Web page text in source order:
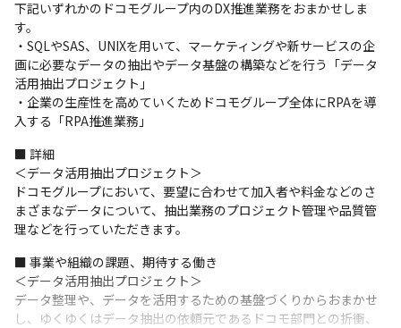
下記いずれかのドコモグループ内のDX推進業務をおまかせしま
す。
・SQLやSAS、UNIXを用いて、マーケティングや新サービスの企
画に必要なデータの抽出やデータ基盤の構築などを行う「データ
活用抽出プロジェクト」
・企業の生産性を高めていくためドコモグループ全体にRPAを導
入する「RPA推進業務」
■ 詳細
＜データ活用抽出プロジェクト＞
ドコモグループにおいて、要望に合わせて加入者や料金などのさ
まざまなデータについて、抽出業務のプロジェクト管理や品質管
理などを行っていただきます。
■ 事業や組織の課題、期待する働き
＜データ活用抽出プロジェクト＞
データ整理や、データを活用するための基盤づくりからおまかせ
し、ゆくゆくはデータ抽出の依頼元であるドコモ部門との折衝、